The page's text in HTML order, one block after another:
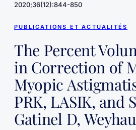
2020;36(12):844-850
PUBLICATIONS ET ACTUALITÉS
The Percent
in Correction of
Myopic
PRK, LASIK, and
Gatinel D,